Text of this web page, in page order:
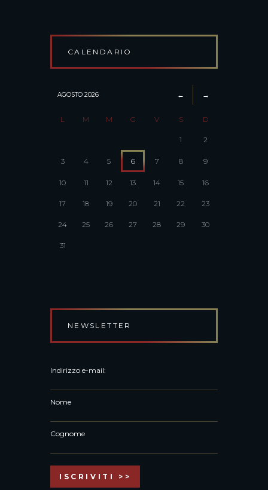
CALENDARIO
AGOSTO 2026
L M M G V S D
1 2
3 4 5 6 7 8 9
10 11 12 13 14 15 16
17 18 19 20 21 22 23
24 25 26 27 28 29 30
31
NEWSLETTER
Indirizzo e-mail:
Nome
Cognome